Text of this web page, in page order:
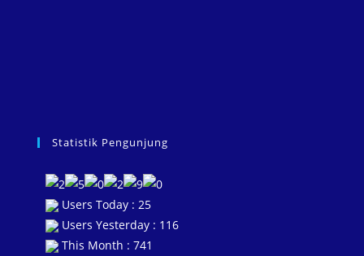
Statistik Pengunjung
Users Today : 25
Users Yesterday : 116
This Month : 741